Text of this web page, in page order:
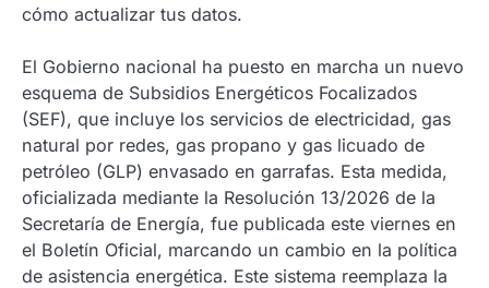
cómo actualizar tus datos.
El Gobierno nacional ha puesto en marcha un nuevo
esquema de Subsidios Energéticos Focalizados
(SEF), que incluye los servicios de electricidad, gas
natural por redes, gas propano y gas licuado de
petróleo (GLP) envasado en garrafas. Esta medida,
oficializada mediante la Resolución 13/2026 de la
Secretaría de Energía, fue publicada este viernes en
el Boletín Oficial, marcando un cambio en la política
de asistencia energética. Este sistema reemplaza la